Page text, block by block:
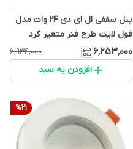
پنل سقفی ال ای دی ۲۴ وات مدل
فول لایت طرح فنر متغیر گرد
بسته 10 تایی
۶٬۲۵۳٬۰۰۰ ۶٬۹۳۴٬۰۰۰
افزودن به سبد
%21